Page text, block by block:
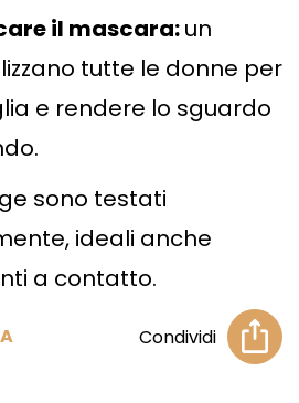
il mascara:un
tutte le donne per
e rendere lo sguardo
sono testati
ideali anche
a contatto.
Condividi